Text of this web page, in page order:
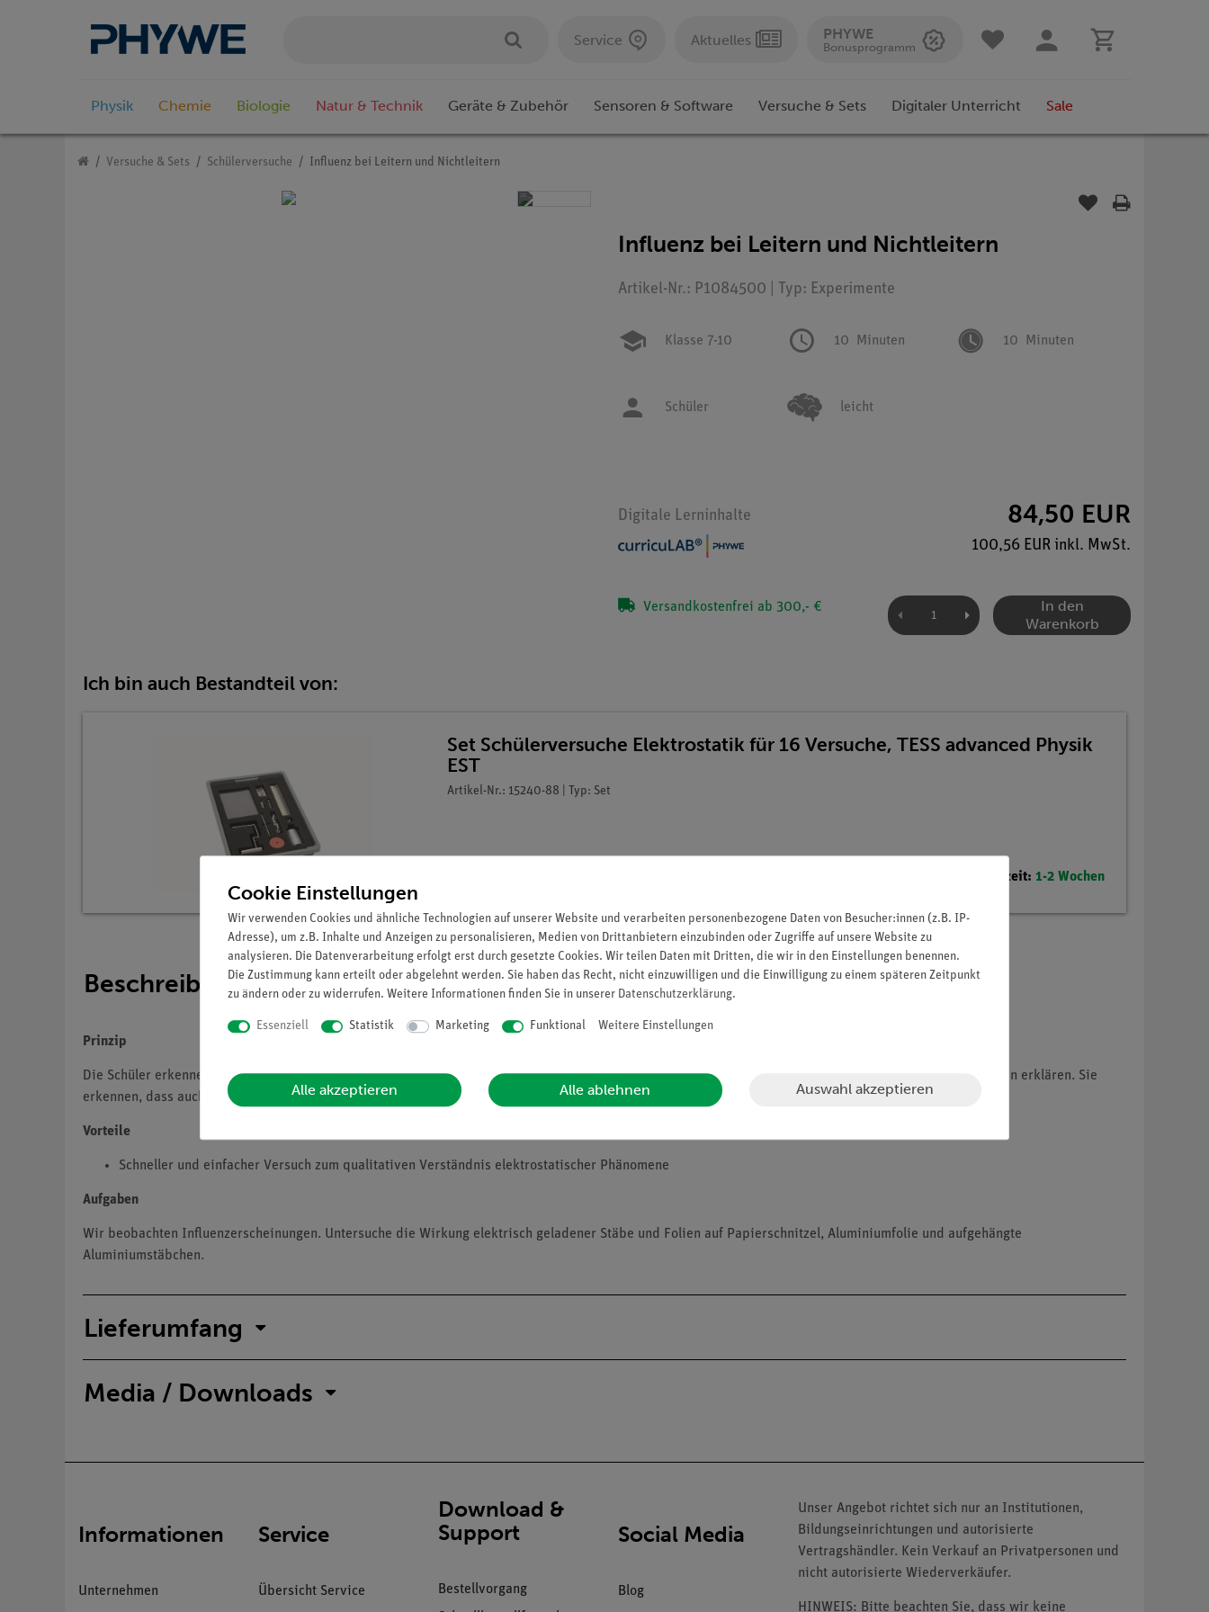
Service Aktuelles PHYWE
Bonusprogramm
Physik Chemie Biologie Natur & Technik Geräte & Zubehör Sensoren & Software Versuche & Sets Digitaler Unterricht Sale
Versuche & Sets Schülerversuche Influenz bei Leitern und Nichtleitern
Influenz bei Leitern und Nichtleitern
Artikel-Nr.: P1084500 | Typ: Experimente
Klasse 7-10 10 Minuten 10 Minuten
Schüler leicht
Digitale Lerninhalte 84,50 EUR
100,56 EUR inkl. MwSt.
Versandkostenfrei ab 300,- €
In den
Warenkorb
Ich bin auch Bestandteil von:
Set Schülerversuche Elektrostatik für 16 Versuche, TESS advanced Physik
EST
Artikel-Nr.: 15240-88 | Typ: Set
Lieferzeit: 1-2 Wochen
Beschreibung
Prinzip
Die Schüler erkennen die Kraftwirkung zwischen geladenen Körpern und ungeladenen Leitern und Nichtleitern, sie können die beobachteten Erscheinungen erklären. Sie
erkennen, dass auch zwischen zwei nicht geladenen Körpern bei von einem geladenen Körper hervorgerufener Influenz Kräfte auftreten können.
Vorteile
Schneller und einfacher Versuch zum qualitativen Verständnis elektrostatischer Phänomene
Aufgaben
Wir beobachten Influenzerscheinungen. Untersuche die Wirkung elektrisch geladener Stäbe und Folien auf Papierschnitzel, Aluminiumfolie und aufgehängte
Aluminiumstäbchen.
Lieferumfang
Media / Downloads
Informationen
Unternehmen
Service
Übersicht Service
Download &
Support
Bestellvorgang
Social Media
Blog
Unser Angebot richtet sich nur an Institutionen,
Bildungseinrichtungen und autorisierte
Vertragshändler. Kein Verkauf an Privatpersonen und
nicht autorisierte Wiederverkäufer.
HINWEIS: Bitte beachten Sie, dass wir keine
Cookie Einstellungen
Wir verwenden Cookies und ähnliche Technologien auf unserer Website und verarbeiten personenbezogene Daten von Besucher:innen (z.B. IP-
Adresse), um z.B. Inhalte und Anzeigen zu personalisieren, Medien von Drittanbietern einzubinden oder Zugriffe auf unsere Website zu
analysieren. Die Datenverarbeitung erfolgt erst durch gesetzte Cookies. Wir teilen Daten mit Dritten, die wir in den Einstellungen benennen.
Die Zustimmung kann erteilt oder abgelehnt werden. Sie haben das Recht, nicht einzuwilligen und die Einwilligung zu einem späteren Zeitpunkt
zu ändern oder zu widerrufen. Weitere Informationen finden Sie in unserer Daten­schutz­erklärung.
Essenziell Statistik Marketing Funktional Weitere Einstellungen
Alle akzeptieren Alle ablehnen Auswahl akzeptieren